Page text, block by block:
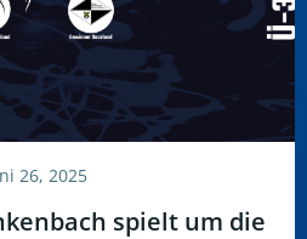
26, 2025
spielt um die